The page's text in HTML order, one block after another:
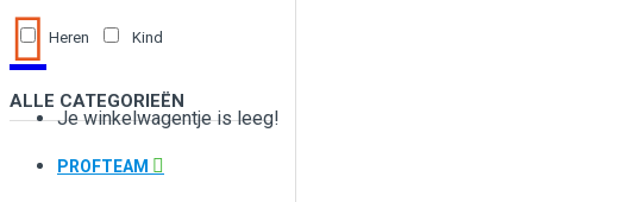
Je winkelwagentje is leeg!
Heren Kind
ALLE CATEGORIEËN
PROFTEAM